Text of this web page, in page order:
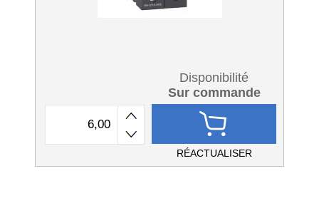
Disponibilité
Sur commande
RÉACTUALISER